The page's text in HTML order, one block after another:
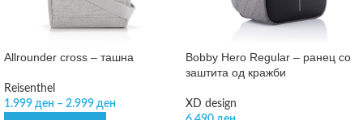
Allrounder cross – ташна
Reisenthel
1.999 ден – 2.999 ден
Bobby Hero Regular – ранец со
заштита од кражби
XD design